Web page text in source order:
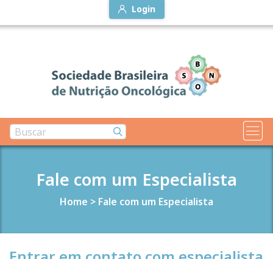
Login
Fale com um Especialista
Home > Fale com um Especialista